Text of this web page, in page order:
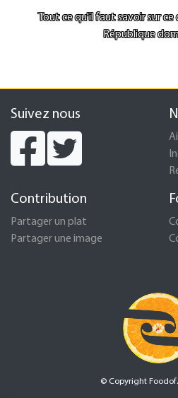
Tout ce qu'il faut savoir sur
République
Suivez nous
Contribution
Partager un plat
Partager une image
© Copyright